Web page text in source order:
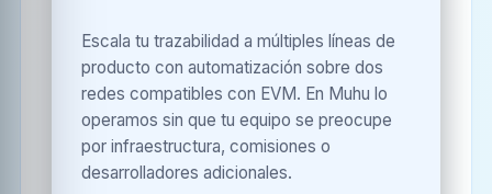
Escala tu trazabilidad a múltiples líneas de
producto con automatización sobre dos
redes compatibles con EVM. En Muhu lo
operamos sin que tu equipo se preocupe
por infraestructura, comisiones o
desarrolladores adicionales.